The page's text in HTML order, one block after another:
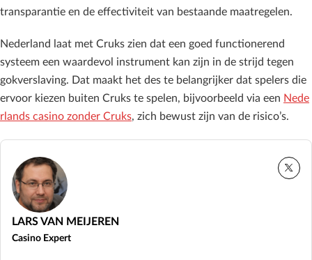
transparantie en de effectiviteit van bestaande maatregelen.
Nederland laat met Cruks zien dat een goed functionerend
systeem een waardevol instrument kan zijn in de strijd tegen
gokverslaving. Dat maakt het des te belangrijker dat spelers die
ervoor kiezen buiten Cruks te spelen, bijvoorbeeld via een Nede
rlands casino zonder Cruks, zich bewust zijn van de risico’s.
LARS VAN MEIJEREN
Casino Expert